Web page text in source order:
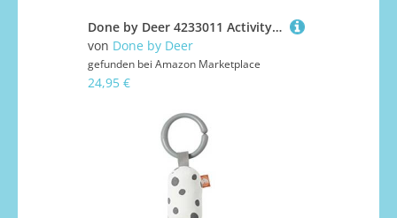
Done by Deer 4233011 Activity Hängespielzeug 2er Set - Wally rosa
von Done by Deer
gefunden bei Amazon Marketplace
24,95 €